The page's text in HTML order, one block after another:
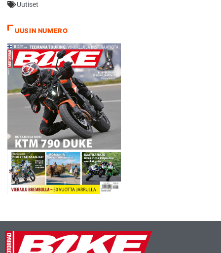
pitävä Hondan Marc
harjoituksia pitkään, kunnes
Lorenzo iski jälkimmäisen
session loppupuolella.
Lorenzo latasi kirjaimellisesti
siivet saaneella Yamahalla
lukemat 1.32,871,…
Uutiset
UUSIN NUMERO